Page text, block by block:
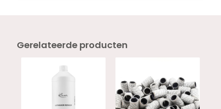
Gerelateerde producten